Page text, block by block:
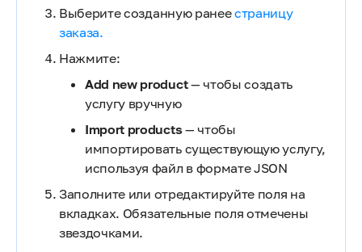
Выберите созданную ранеестраницу
заказа.
Нажмите:
Add new product— чтобы создать
услугу вручную
Import products— чтобы
импортировать существующую услугу,
используя файл в формате JSON
Заполните или отредактируйте поля на
вкладках. Обязательные поля отмечены
звездочками.